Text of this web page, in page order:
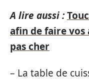
A lire aussi :
afin de faire vos
pas cher
– La table de